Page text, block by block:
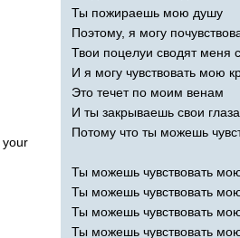
your
Ты пожираешь мою душу
Поэтому, я могу
Твои поцелуи сводят меня
И я могу чувствовать мою
Это течет по моим венам
И ты закрываешь свои
Потому что ты можешь
Ты можешь чувствовать
Ты можешь чувствовать
Ты можешь чувствовать
Ты можешь чувствовать